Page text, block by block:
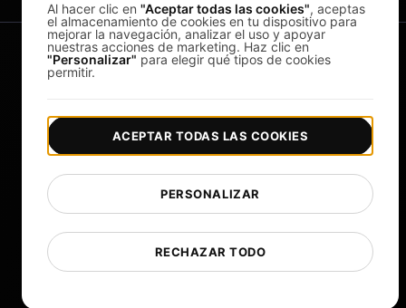
Copyright © 2026 LoadFocus | Términos y condiciones |
Política de privacidad | Protección de datos |
Preferencias de cookies
Al hacer clic en "Aceptar todas las cookies", aceptas
el almacenamiento de cookies en tu dispositivo para
mejorar la navegación, analizar el uso y apoyar
nuestras acciones de marketing. Haz clic en
"Personalizar" para elegir qué tipos de cookies
permitir.
RECHAZAR TODO
PERSONALIZAR
ACEPTAR TODAS LAS COOKIES